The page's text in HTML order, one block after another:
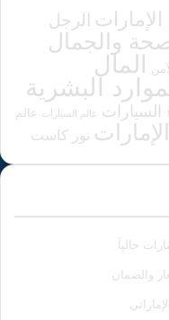
الرجل
والجمال
المال
البشرية
السيارات عالم السيارات عالم
نور كاست
حالياً
والضمان